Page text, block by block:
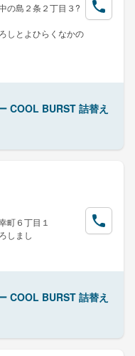
の島２条２丁目３?
しとよひらくなかの
COOL BURST 詰替え
町６丁目１
しまし
COOL BURST 詰替え